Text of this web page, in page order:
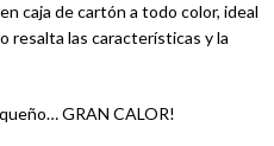
caja de cartón a todo color, ideal
resalta las características y la
GRAN CALOR!